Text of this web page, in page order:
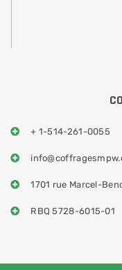
+ 1-514-261-0055
1701 rue Marcel-
RBQ 5728-6015-01